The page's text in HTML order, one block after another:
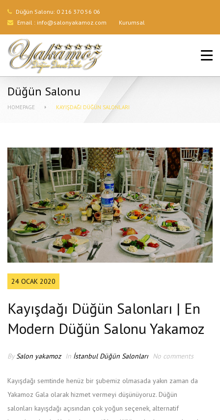
Düğün Salonu: 0 216 370 56 06
Email : info@salonyakamoz.com Kurumsal
ANA SAYFA
HIZMETLERIMIZ
BLOG
İLETIŞIM
Düğün Salonu
HOMEPAGE KAYIŞDAĞI DÜĞÜN SALONLARI
24 OCAK 2020
Kayışdağı Düğün Salonları | En
Modern Düğün Salonu Yakamoz
BySalon yakamoz In İstanbul Düğün Salonları No comments
Kayışdağı semtinde henüz bir şubemiz olmasada yakın zaman da
Yakamoz Gala olarak hizmet vermeyi düşünüyoruz. Düğün
salonları kayışdağı açısından çok yoğun seçenek, alternatif